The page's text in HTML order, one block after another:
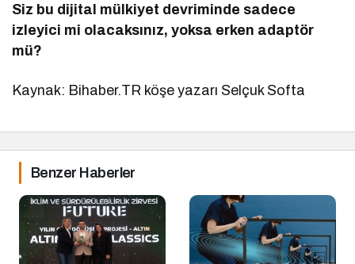
Siz bu dijital mülkiyet devriminde sadece
izleyici mi olacaksınız, yoksa erken adaptör
mü?
Kaynak: Bihaber.TR köşe yazarı Selçuk Softa
Benzer Haberler